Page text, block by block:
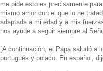
me pide esto es precisamente
mismo amor con el que lo he
adaptada a mi edad y a mis
nos ayude a seguir siempre al
[A continuación, el Papa saludó a
portugués y polaco. En español,